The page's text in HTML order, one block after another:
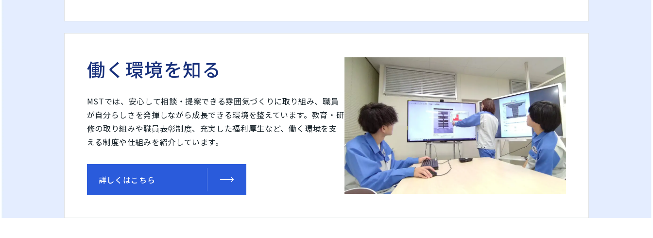
働く環境を知る
MSTでは、安心して相談・提案できる雰囲気づくりに取り組み、職員
が自分らしさを発揮しながら成長できる環境を整えています。教育・研
修の取り組みや職員表彰制度、充実した福利厚生など、働く環境を支
える制度や仕組みを紹介しています。
詳しくはこちら